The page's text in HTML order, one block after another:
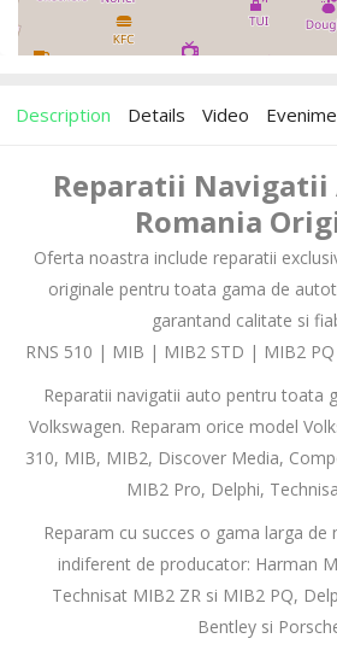
Description Details Video
Reparatii Navigatii
Romania
Oferta noastra include reparatii
originale pentru toata gama de
garantand calitate si
RNS 510 | MIB | MIB2 STD | MIB2
Reparatii navigatii auto pentru toata
Volkswagen. Reparam orice model
310, MIB, MIB2, Discover Media,
MIB2 Pro, Delphi,
Reparam cu succes o gama larga
indiferent de producator: Harman
Technisat MIB2 ZR si MIB2 PQ,
Bentley si